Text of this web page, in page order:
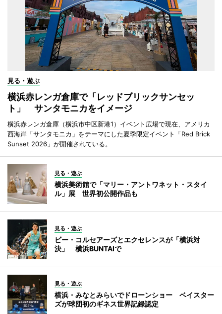
見る・遊ぶ
横浜赤レンガ倉庫で「レッドブリックサンセッ
ト」 サンタモニカをイメージ
横浜赤レンガ倉庫（横浜市中区新港1）イベント広場で現在、アメリカ
西海岸「サンタモニカ」をテーマにした夏季限定イベント「Red Brick
Sunset 2026」が開催されている。
見る・遊ぶ
横浜美術館で「マリー・アントワネット・スタイ
ル」展 世界初公開作品も
見る・遊ぶ
ビー・コルセアーズとエクセレンスが「横浜対
決」 横浜BUNTAIで
見る・遊ぶ
横浜・みなとみらいでドローンショー ベイスター
ズが球団初のギネス世界記録認定